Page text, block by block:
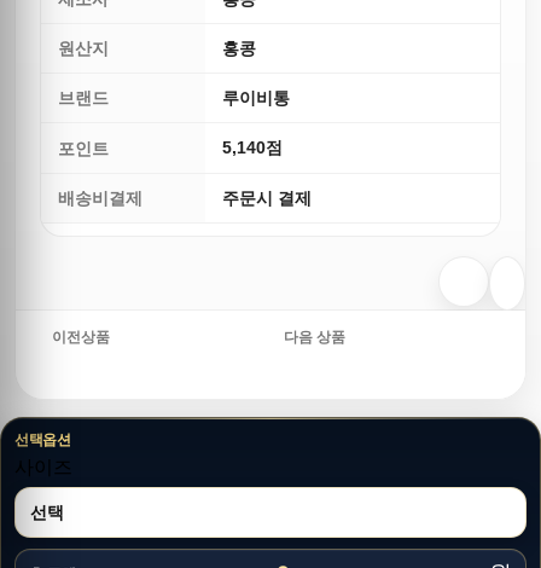
원산지 홍콩
브랜드 루이비통
포인트 5,140점
배송비결제 주문시 결제
이전상품 다음 상품
선택옵션
사이즈